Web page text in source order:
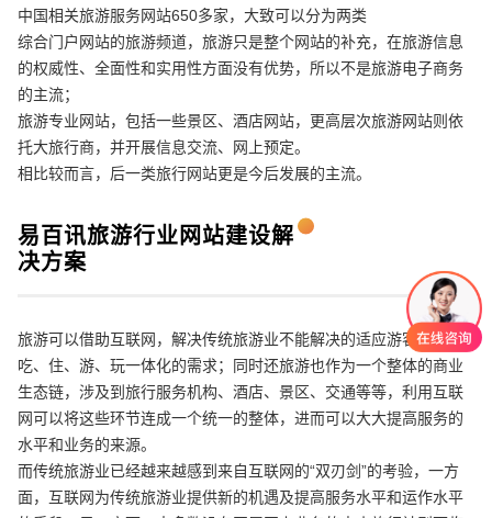
中国相关旅游服务网站650多家，大致可以分为两类
综合门户网站的旅游频道，旅游只是整个网站的补充，在旅游信息
的权威性、全面性和实用性方面没有优势，所以不是旅游电子商务
的主流；
旅游专业网站，包括一些景区、酒店网站，更高层次旅游网站则依
托大旅行商，并开展信息交流、网上预定。
相比较而言，后一类旅行网站更是今后发展的主流。
易百讯旅游行业网站建设解
决方案
旅游可以借助互联网，解决传统旅游业不能解决的适应游客行、
吃、住、游、玩一体化的需求；同时还旅游也作为一个整体的商业
生态链，涉及到旅行服务机构、酒店、景区、交通等等，利用互联
网可以将这些环节连成一个统一的整体，进而可以大大提高服务的
水平和业务的来源。
而传统旅游业已经越来越感到来自互联网的“双刃剑”的考验，一方
面，互联网为传统旅游业提供新的机遇及提高服务水平和运作水平